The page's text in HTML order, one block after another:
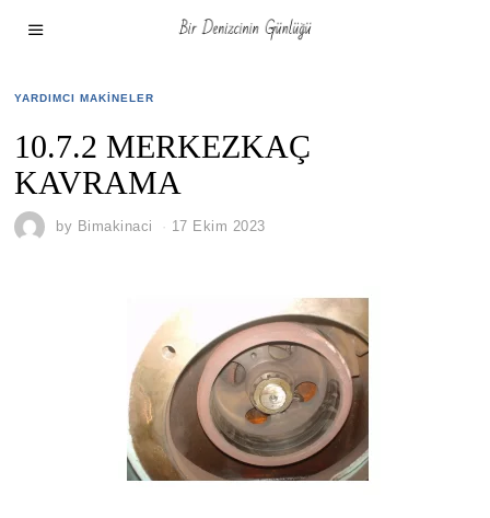
YARDIMCI MAKINELER
10.7.2 MERKEZKAÇ
KAVRAMA
by Bimakinaci 17 Ekim 2023